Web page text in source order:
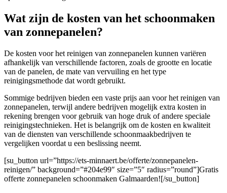
Wat zijn de kosten van het schoonmaken
van zonnepanelen?
De kosten voor het reinigen van zonnepanelen kunnen variëren
afhankelijk van verschillende factoren, zoals de grootte en locatie
van de panelen, de mate van vervuiling en het type
reinigingsmethode dat wordt gebruikt.
Sommige bedrijven bieden een vaste prijs aan voor het reinigen van
zonnepanelen, terwijl andere bedrijven mogelijk extra kosten in
rekening brengen voor gebruik van hoge druk of andere speciale
reinigingstechnieken. Het is belangrijk om de kosten en kwaliteit
van de diensten van verschillende schoonmaakbedrijven te
vergelijken voordat u een beslissing neemt.
[su_button url=”https://ets-minnaert.be/offerte/zonnepanelen-
reinigen/” background=”#204e99″ size=”5″ radius=”round”]Gratis
offerte zonnepanelen schoonmaken Galmaarden![/su_button]